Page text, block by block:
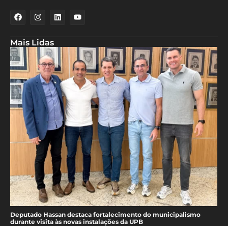
Mais Lidas
Deputado Hassan destaca fortalecimento do municipalismo
durante visita às novas instalações da UPB